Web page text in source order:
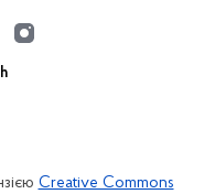
Creative Commons